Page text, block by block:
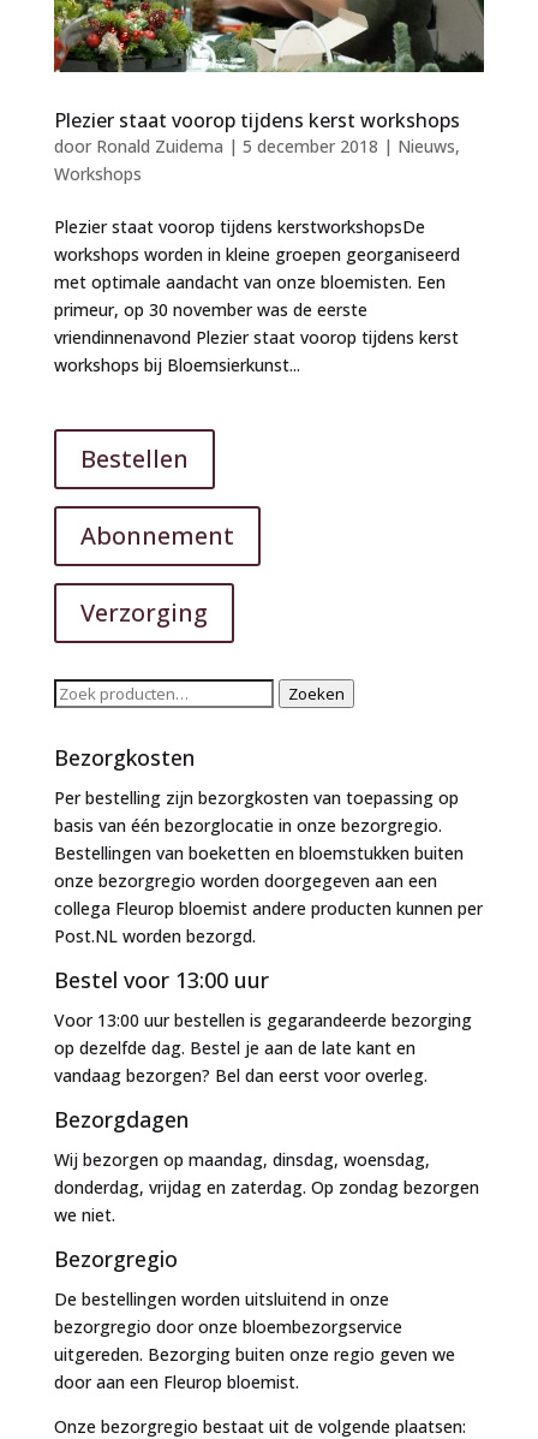
Plezier staat voorop tijdens kerst workshops
door Ronald Zuidema | 5 december 2018 | Nieuws,
Workshops
Plezier staat voorop tijdens kerstworkshopsDe
workshops worden in kleine groepen georganiseerd
met optimale aandacht van onze bloemisten. Een
primeur, op 30 november was de eerste
vriendinnenavond Plezier staat voorop tijdens kerst
workshops bij Bloemsierkunst...
Bestellen
Abonnement
Verzorging
Zoeken
Zoeken
Bezorgkosten
Per bestelling zijn bezorgkosten van toepassing op
basis van één bezorglocatie in onze bezorgregio.
Bestellingen van boeketten en bloemstukken buiten
onze bezorgregio worden doorgegeven aan een
collega Fleurop bloemist andere producten kunnen per
Post.NL worden bezorgd.
Bestel voor 13:00 uur
Voor 13:00 uur bestellen is gegarandeerde bezorging
op dezelfde dag. Bestel je aan de late kant en
vandaag bezorgen? Bel dan eerst voor overleg.
Bezorgdagen
Wij bezorgen op maandag, dinsdag, woensdag,
donderdag, vrijdag en zaterdag. Op zondag bezorgen
we niet.
Bezorgregio
De bestellingen worden uitsluitend in onze
bezorgregio door onze bloembezorgservice
uitgereden. Bezorging buiten onze regio geven we
door aan een Fleurop bloemist.
Onze bezorgregio bestaat uit de volgende plaatsen: